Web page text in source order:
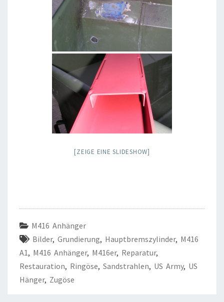
[ZEIGE EINE SLIDESHOW]
M416 Anhänger
Bilder, Grundierung, Hauptbremszylinder, M416
A1, M416 Anhänger, M416er, Reparatur,
Restauration, Ringöse, Sandstrahlen, US Army, US
Hänger, Zugöse